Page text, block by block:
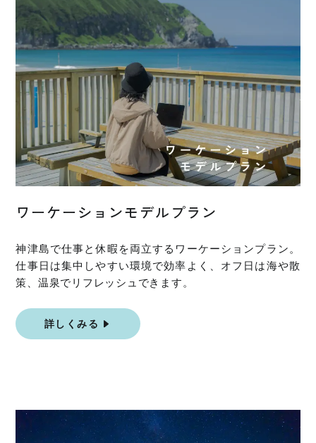
ワーケーションモデルプラン
神津島で仕事と休暇を両立するワーケーションプラン。
仕事日は集中しやすい環境で効率よく、オフ日は海や散
策、温泉でリフレッシュできます。
詳しくみる